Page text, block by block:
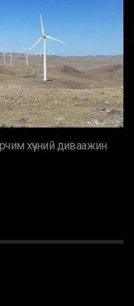
хүчний диваажин